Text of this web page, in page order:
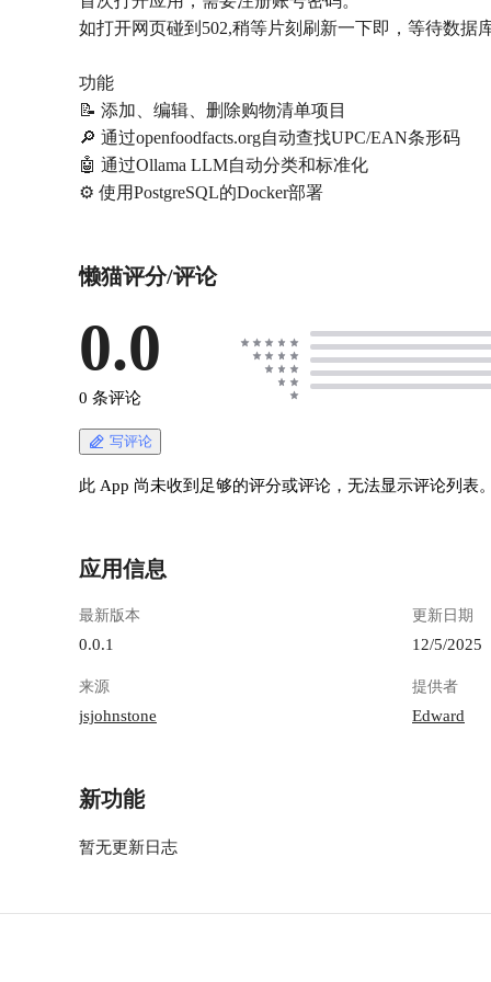
如打开网页碰到502,稍等片刻刷新一下即，等待数据
功能
📝 添加、编辑、删除购物清单项目
🔎 通过openfoodfacts.org自动查找UPC/EAN条形码
🤖 通过Ollama LLM自动分类和标准化
⚙️ 使用PostgreSQL的Docker部署
懒猫评分/评论
0.0
0 条评论
写评论
此 App 尚未收到足够的评分或评论，无法显示评论列表
应用信息
最新版本
0.0.1
更新日期
12/5/2025
来源
jsjohnstone
提供者
Edward
新功能
暂无更新日志